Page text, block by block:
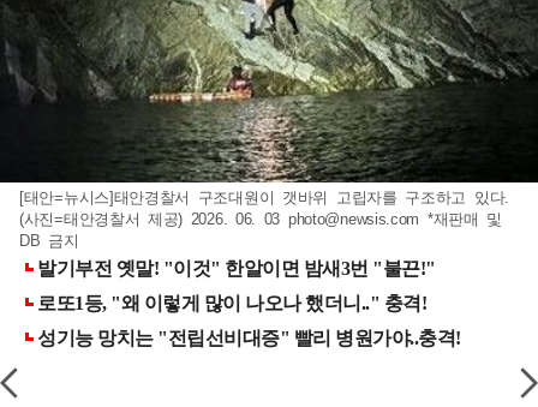
[태안=뉴시스]태안경찰서 구조대원이 갯바위 고립자를 구조하고 있다.
(사진=태안경찰서 제공) 2026. 06. 03 photo@newsis.com *재판매 및
DB 금지